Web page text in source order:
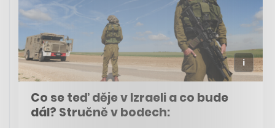
Co se teď děje v Izraeli a co bude
dál? Stručně v bodech: